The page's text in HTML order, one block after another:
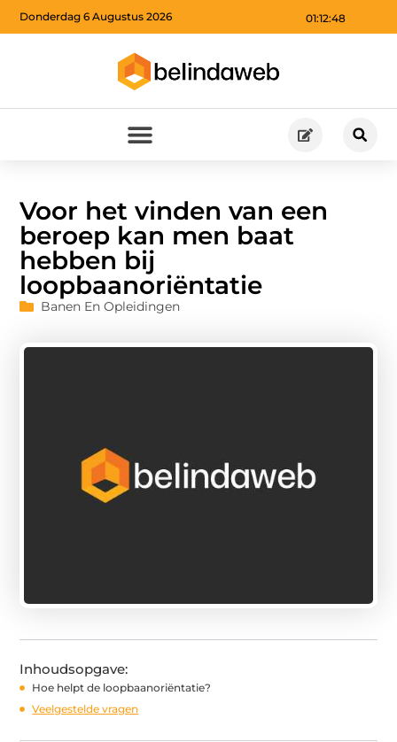
01:12:49
Donderdag 6 Augustus 2026
Voor het vinden van een
beroep kan men baat
hebben bij
loopbaanoriëntatie
Banen En Opleidingen
Inhoudsopgave:
Hoe helpt de loopbaanoriëntatie?
Veelgestelde vragen